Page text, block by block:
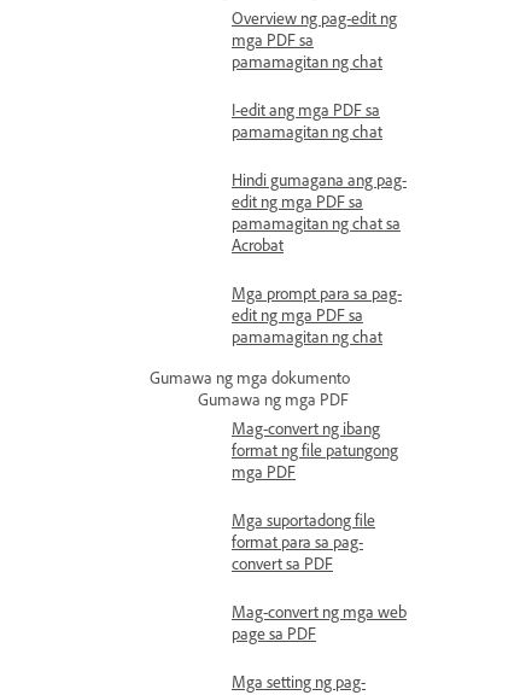
Overview ng pag-edit ng
mga PDF sa
pamamagitan ng chat
I-edit ang mga PDF sa
pamamagitan ng chat
Hindi gumagana ang pag-
edit ng mga PDF sa
pamamagitan ng chat sa
Acrobat
Mga prompt para sa pag-
edit ng mga PDF sa
pamamagitan ng chat
Gumawa ng mga dokumento
Gumawa ng mga PDF
Mag-convert ng ibang
format ng file patungong
mga PDF
Mga suportadong file
format para sa pag-
convert sa PDF
Mag-convert ng mga web
page sa PDF
Mga setting ng pag-